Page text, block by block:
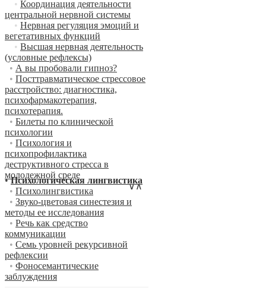
• Координация деятельности
центральной нервной системы
• Нервная регуляция эмоций и
вегетативных функций
• Высшая нервная деятельность
(условные рефлексы)
• А вы пробовали гипноз?
• Посттравматическое стрессовое
расстройство: диагностика,
психофармакотерапия,
психотерапия.
• Билеты по клинической
психологии
• Психология и
психопрофилактика
деструктивного стресса в
молодежной среде
∨∧
•Психологическая лингвистика
• Психолингвистика
• Звуко-цветовая синестезия и
методы ее исследования
• Речь как средство
коммуникации
• Семь уровней рекурсивной
рефлексии
• Фоносемантические
заблуждения